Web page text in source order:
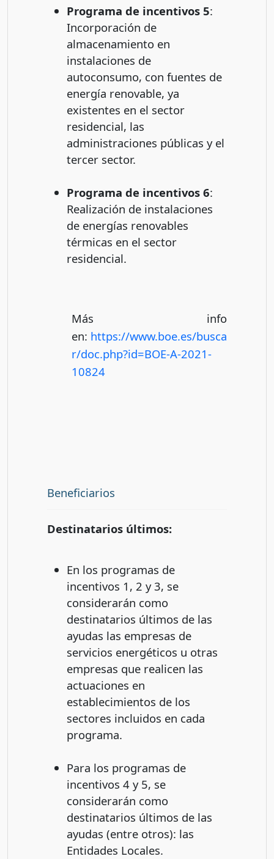
Programa de incentivos 5:
Incorporación de
almacenamiento en
instalaciones de
autoconsumo, con fuentes de
energía renovable, ya
existentes en el sector
residencial, las
administraciones públicas y el
tercer sector.
Programa de incentivos 6:
Realización de instalaciones
de energías renovables
térmicas en el sector
residencial.
Más info
en: https://www.boe.es/busca
r/doc.php?id=BOE-A-2021-
10824
Beneficiarios
Destinatarios últimos:
En los programas de
incentivos 1, 2 y 3, se
considerarán como
destinatarios últimos de las
ayudas las empresas de
servicios energéticos u otras
empresas que realicen las
actuaciones en
establecimientos de los
sectores incluidos en cada
programa.
Para los programas de
incentivos 4 y 5, se
considerarán como
destinatarios últimos de las
ayudas (entre otros): las
Entidades Locales.